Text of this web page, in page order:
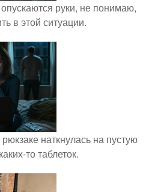
руки, не понимаю,
в этой ситуации.
наткнулась на пустую
то таблеток.